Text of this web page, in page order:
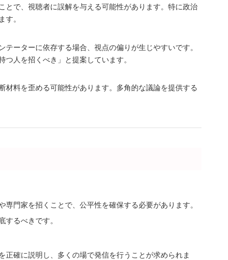
とで、視聴者に誤解を与える可能性があります。特に政治
す。
テーターに依存する場合、視点の偏りが生じやすいです。
つ人を招くべき」と提案しています。
材料を歪める可能性があります。多角的な議論を提供する
専門家を招くことで、公平性を確保する必要があります。
するべきです。
正確に説明し、多くの場で発信を行うことが求められま